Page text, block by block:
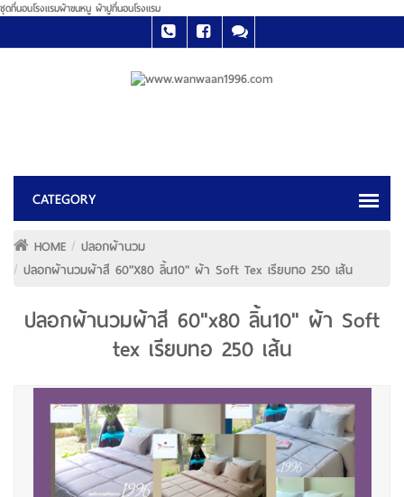
ชุดที่นอนโรงแรมผ้าขนหนู ผ้าปูที่นอนโรงแรม
HOME
ปลอกผ้านวม
ปลอกผ้านวมผ้าสี 60"x80 ลิ้น10" ผ้า Soft Tex เรียบทอ 250 เส้น
ปลอกผ้านวมผ้าสี 60"x80 ลิ้น10" ผ้า Soft
tex เรียบทอ 250 เส้น